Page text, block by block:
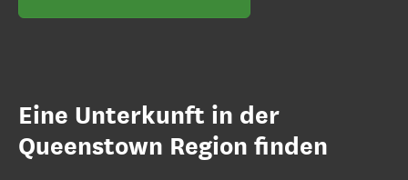
Eine Unterkunft in der
Queenstown Region finden